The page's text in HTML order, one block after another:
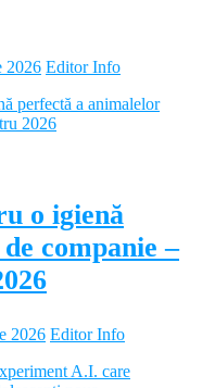
2026 Editor Info
o igienă
companie –
2026 Editor Info